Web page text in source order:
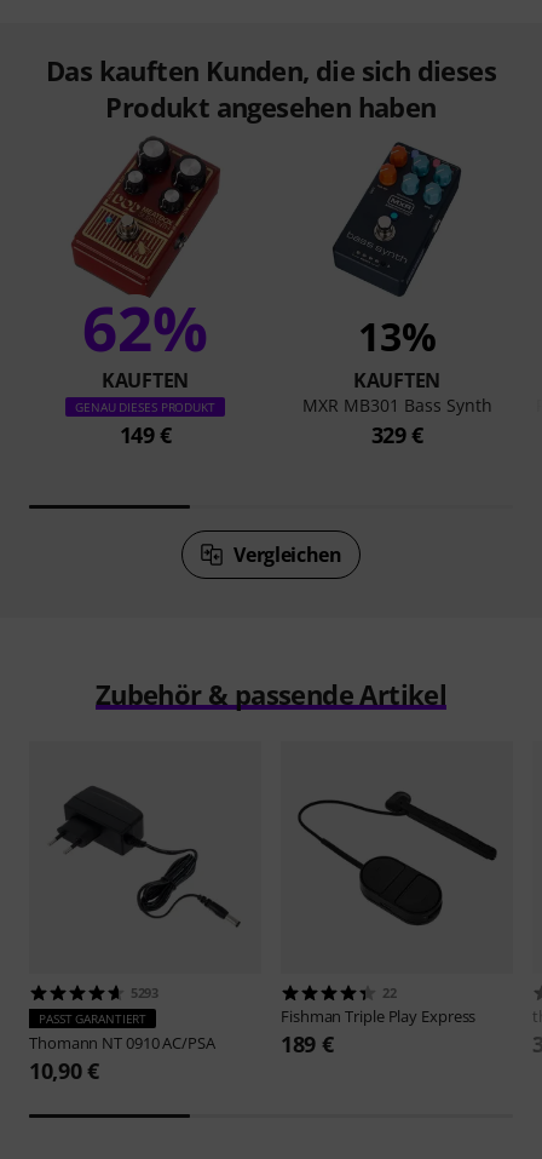
Das kauften Kunden, die sich dieses
Produkt angesehen haben
62%
KAUFTEN
GENAU DIESES PRODUKT
149 €
13%
KAUFTEN
MXR MB301 Bass Synth
329 €
Vergleichen
Zubehör & passende Artikel
5293
PASST GARANTIERT
Thomann NT 0910 AC/PSA
10,90 €
22
FishmanTriple Play Express
189 €